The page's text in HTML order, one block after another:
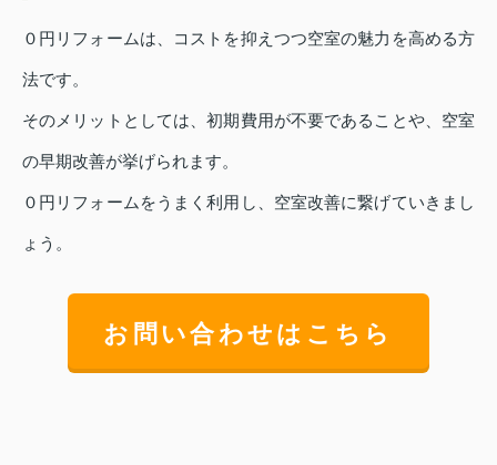
０円リフォームは、コストを抑えつつ空室の魅力を高める方
法です。
そのメリットとしては、初期費用が不要であることや、空室
の早期改善が挙げられます。
０円リフォームをうまく利用し、空室改善に繋げていきまし
ょう。
お問い合わせはこちら